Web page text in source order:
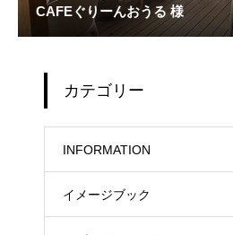
CAFEぐりーんおうる 様
カテゴリー
INFORMATION
イメージブック